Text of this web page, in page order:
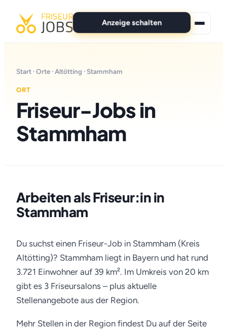
Anzeige schalten
Für Bewerber
Marken
Start ·Orte ·Altötting · Stammham
ORT
Friseur-Jobs in
Stammham
Arbeiten als Friseur:in in
Stammham
Du suchst einen Friseur-Job in Stammham (Kreis
Altötting)? Stammham liegt in Bayern und hat rund
3.721 Einwohner auf 39 km². Im Umkreis von 20 km
gibt es 3 Friseursalons – plus aktuelle
Stellenangebote aus der Region.
Mehr Stellen in der Region findest Du auf der Seite